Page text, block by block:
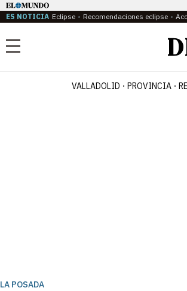
ES NOTICIA Eclipse Recomendaciones eclipse
Menú
VALLADOLID PROVINCIA
LA POSADA